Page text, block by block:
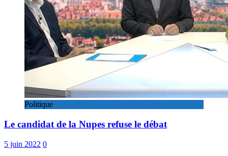
Politique
Le candidat de la Nupes refuse le débat
5 juin 2022 0